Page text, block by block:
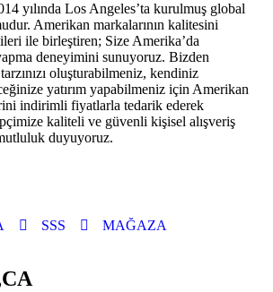
yılında Los Angeles’ta kurulmuş global
Amerikan markalarının kalitesini
ile birleştiren; Size Amerika’da
deneyimini sunuyoruz. Bizden
oluşturabilmeniz, kendiniz
yatırım yapabilmeniz için Amerikan
indirimli fiyatlarla tedarik ederek
kaliteli ve güvenli kişisel alışveriş
duyuyoruz.
SSS
MAĞAZA